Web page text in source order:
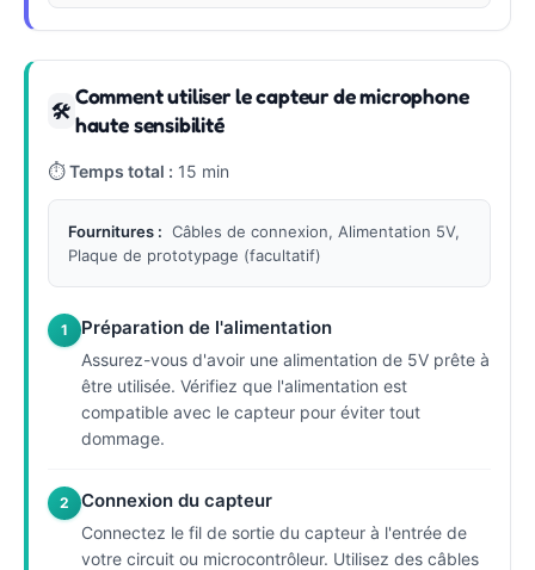
🛠
Comment utiliser le capteur de microphone
haute sensibilité
⏱Temps total : 15 min
Fournitures : Câbles de connexion, Alimentation 5V,
Plaque de prototypage (facultatif)
1 Préparation de l'alimentation
Assurez-vous d'avoir une alimentation de 5V prête à
être utilisée. Vérifiez que l'alimentation est
compatible avec le capteur pour éviter tout
dommage.
2 Connexion du capteur
Connectez le fil de sortie du capteur à l'entrée de
votre circuit ou microcontrôleur. Utilisez des câbles